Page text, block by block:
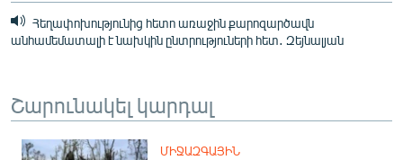
Հեղափոխությունից հետո առաջին քարոզարծավն
անհամեմատալի է նախկին ընտրություների հետ․ Զեյնալյան
Շարունակել կարդալ
ՄԻՋԱԶԳԱՅԻՆ